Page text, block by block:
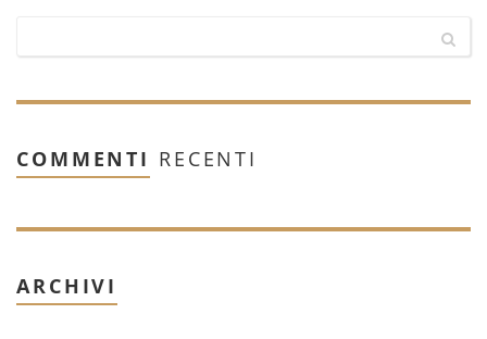
COMMENTI RECENTI
ARCHIVI